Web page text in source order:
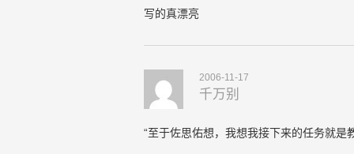
写的真漂亮
2006-11-17
千万别
“至于佐思佑想，我想我接下来的任务就